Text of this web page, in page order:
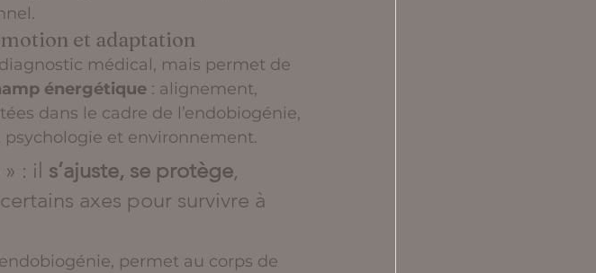
et adaptation
médical, mais permet de
énergétique : alignement,
dans le cadre de l’endobiogénie,
et environnement.
: il s’ajuste, se protège,
axes pour survivre à
permet au corps de